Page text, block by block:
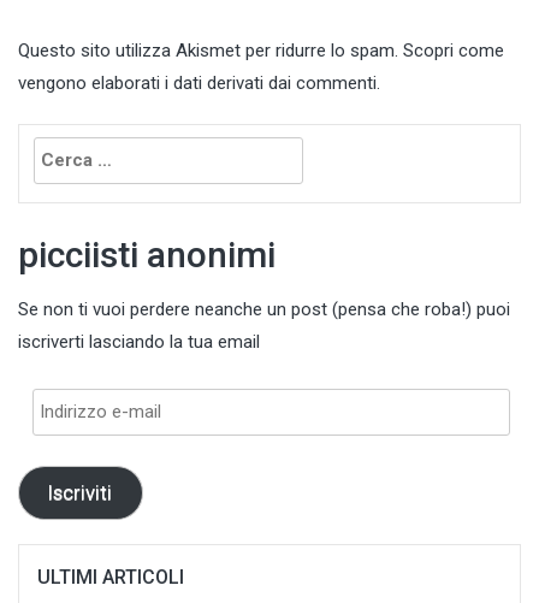
Questo sito utilizza Akismet per ridurre lo spam. Scopri come
vengono elaborati i dati derivati dai commenti.
Ricerca
per:
picciisti anonimi
Se non ti vuoi perdere neanche un post (pensa che roba!) puoi
iscriverti lasciando la tua email
Indirizzo
Iscriviti
ULTIMI ARTICOLI